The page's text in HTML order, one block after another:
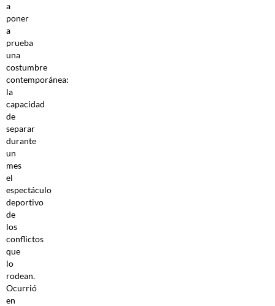
a
poner
a
prueba
una
costumbre
contemporánea:
la
capacidad
de
separar
durante
un
mes
el
espectáculo
deportivo
de
los
conflictos
que
lo
rodean.
Ocurrió
en